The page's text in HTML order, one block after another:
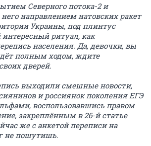
Северного потока-2 и
направлением натовских ракет
Украины, под плинтус
интересный ритуал, как
населения. Да, девочки, вы
полным ходом, ждите
дверей.
выходили смешные новости,
и россиянок поколения ЕГЭ
воспользовавшись правом
закреплённым в 26-й статье
же с анкетой переписи на
не пошутишь.